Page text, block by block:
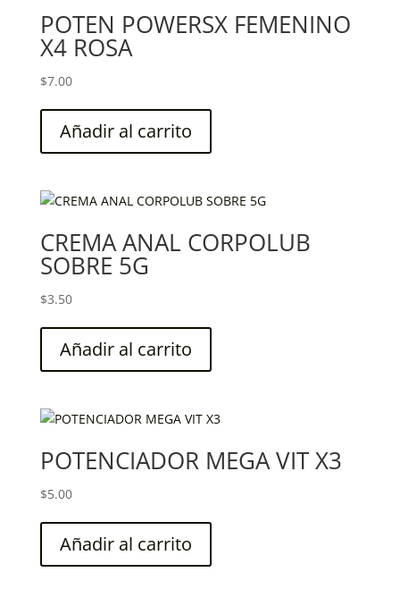
POTEN POWERSX FEMENINO
X4 ROSA
$7.00
Añadir al carrito
CREMA ANAL CORPOLUB
SOBRE 5G
$3.50
Añadir al carrito
POTENCIADOR MEGA VIT X3
$5.00
Añadir al carrito